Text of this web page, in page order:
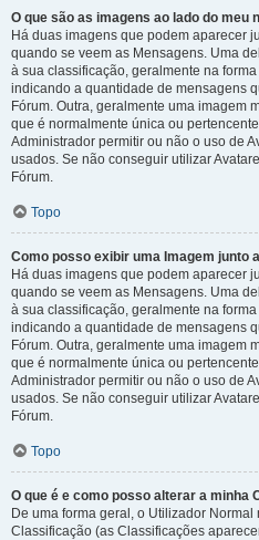
O que são as imagens ao lado do meu
Há duas imagens que podem aparecer
quando se veem as Mensagens. Uma
à sua classificação, geralmente na
indicando a quantidade de mensagens
Fórum. Outra, geralmente uma imagem
que é normalmente única ou
Administrador permitir ou não o uso de
usados. Se não conseguir utilizar
Fórum.
Topo
Como posso exibir uma Imagem junto
Há duas imagens que podem aparecer
quando se veem as Mensagens. Uma
à sua classificação, geralmente na
indicando a quantidade de mensagens
Fórum. Outra, geralmente uma imagem
que é normalmente única ou
Administrador permitir ou não o uso de
usados. Se não conseguir utilizar
Fórum.
Topo
O que é e como posso alterar a minha
De uma forma geral, o Utilizador
Classificação (as Classificações